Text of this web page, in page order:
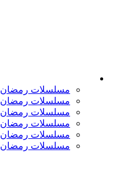
مسلسلات رمضان 2026
مسلسلات رمضان 2025
مسلسلات رمضان 2024
مسلسلات رمضان 2023
مسلسلات رمضان 2022
مسلسلات رمضان 2021